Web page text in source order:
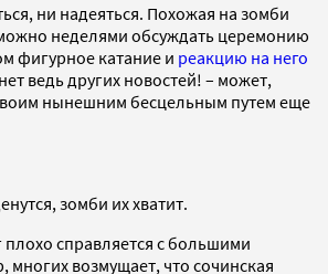
ни надеяться. Похожая на зомби
неделями обсуждать церемонию
фигурное катание и реакцию на него
ведь других новостей! – может,
нынешним бесцельным путем еще
зомби их хватит.
плохо справляется с большими
многих возмущает, что сочинская